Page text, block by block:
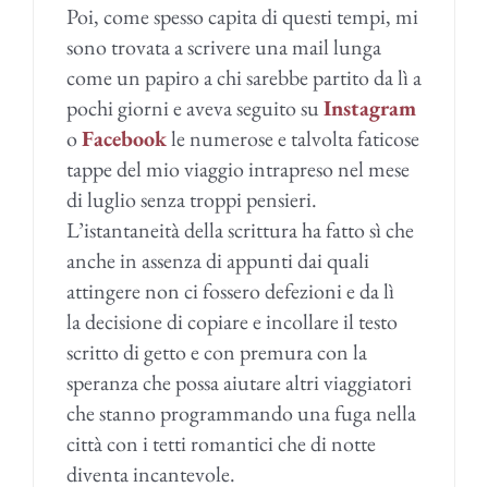
Poi, come spesso capita di questi tempi, mi
sono trovata a scrivere una mail lunga
come un papiro a chi sarebbe partito da lì a
pochi giorni e aveva seguito suInstagram
oFacebookle numerose e talvolta faticose
tappe del mio viaggio intrapreso nel mese
di luglio senza troppi pensieri.
L’istantaneità della scrittura ha fatto sì che
anche in assenza di appunti dai quali
attingere non ci fossero defezioni e da lì
la decisione di copiare e incollare il testo
scritto di getto e con premura con la
speranza che possa aiutare altri viaggiatori
che stanno programmando una fuga nella
città con i tetti romantici che di notte
diventa incantevole.